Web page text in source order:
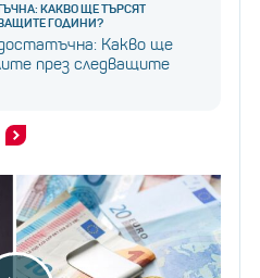
КАКВО ЩЕ ТЪРСЯТ
ГОДИНИ?
Какво ще
през следващите